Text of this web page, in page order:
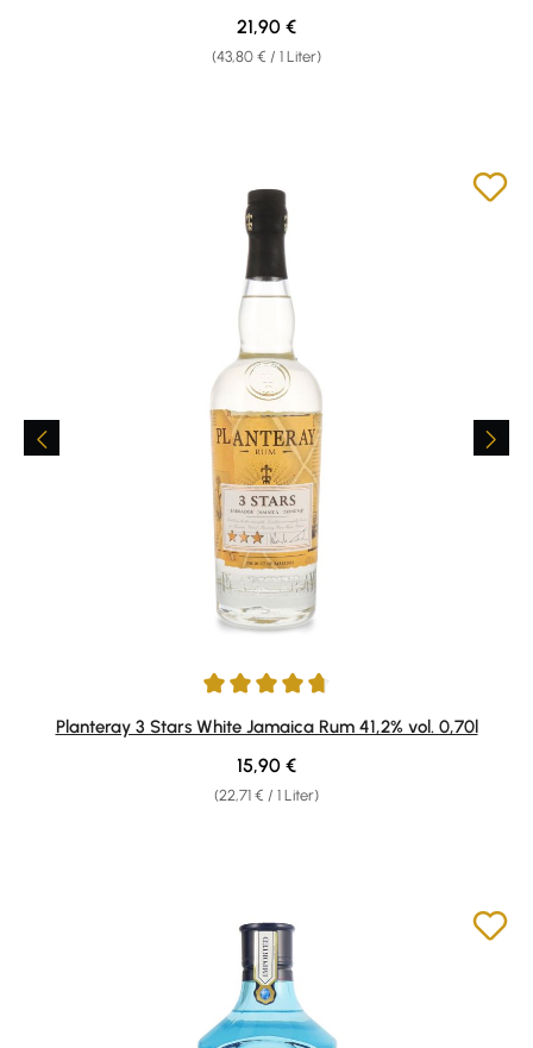
(43,80 € / 1 Liter)
Regulärer Preis:
21,90 €
Durchschnittliche Bewertung von 4.83 von 5 Sternen
Planteray 3 Stars White Jamaica Rum 41,2% vol. 0,70l
(22,71 € / 1 Liter)
Regulärer Preis:
15,90 €